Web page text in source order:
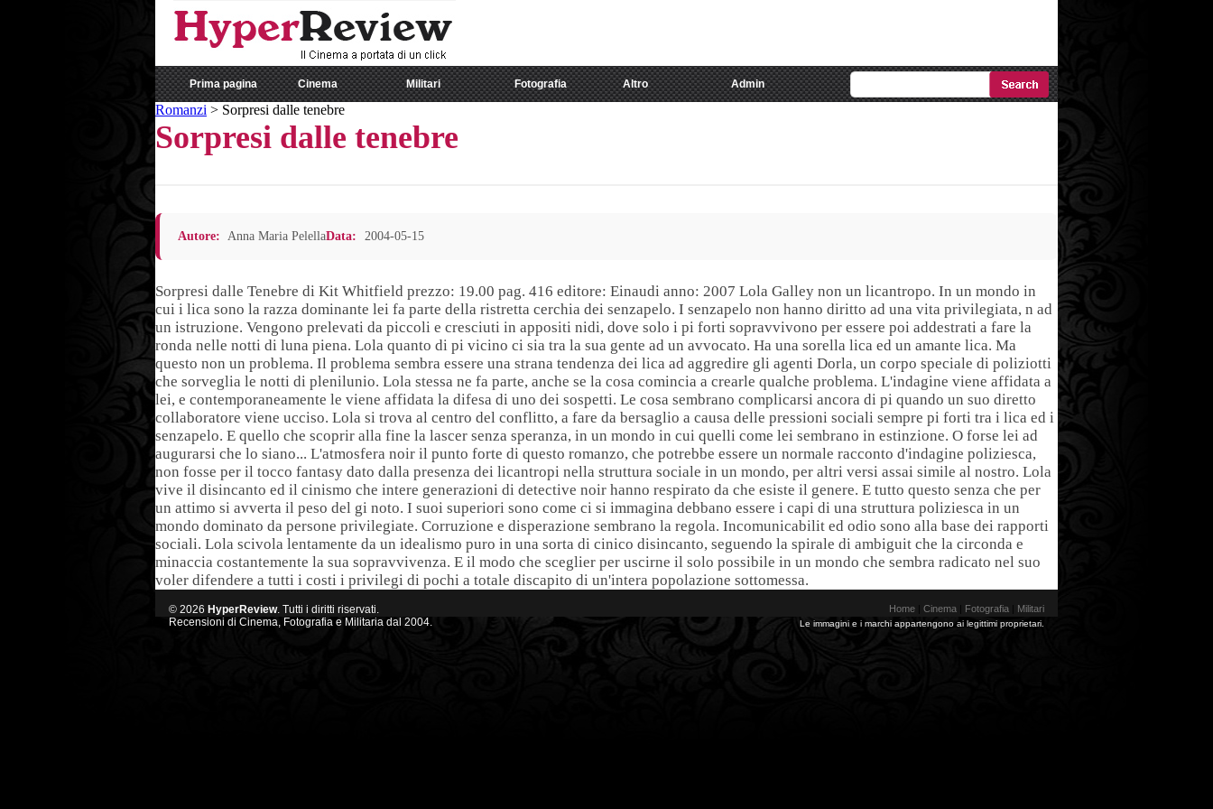
Prima pagina Cinema Militari Fotografia Altro Admin
Romanzi > Sorpresi dalle tenebre
Sorpresi dalle tenebre
Autore: Anna Maria PelellaData: 2004-05-15
Sorpresi dalle Tenebre di Kit Whitfield prezzo: 19.00 pag. 416 editore: Einaudi anno: 2007 Lola Galley non un licantropo. In un mondo in
cui i lica sono la razza dominante lei fa parte della ristretta cerchia dei senzapelo. I senzapelo non hanno diritto ad una vita privilegiata, n ad
un istruzione. Vengono prelevati da piccoli e cresciuti in appositi nidi, dove solo i pi forti sopravvivono per essere poi addestrati a fare la
ronda nelle notti di luna piena. Lola quanto di pi vicino ci sia tra la sua gente ad un avvocato. Ha una sorella lica ed un amante lica. Ma
questo non un problema. Il problema sembra essere una strana tendenza dei lica ad aggredire gli agenti Dorla, un corpo speciale di poliziotti
che sorveglia le notti di plenilunio. Lola stessa ne fa parte, anche se la cosa comincia a crearle qualche problema. L'indagine viene affidata a
lei, e contemporaneamente le viene affidata la difesa di uno dei sospetti. Le cosa sembrano complicarsi ancora di pi quando un suo diretto
collaboratore viene ucciso. Lola si trova al centro del conflitto, a fare da bersaglio a causa delle pressioni sociali sempre pi forti tra i lica ed i
senzapelo. E quello che scoprir alla fine la lascer senza speranza, in un mondo in cui quelli come lei sembrano in estinzione. O forse lei ad
augurarsi che lo siano... L'atmosfera noir il punto forte di questo romanzo, che potrebbe essere un normale racconto d'indagine poliziesca,
non fosse per il tocco fantasy dato dalla presenza dei licantropi nella struttura sociale in un mondo, per altri versi assai simile al nostro. Lola
vive il disincanto ed il cinismo che intere generazioni di detective noir hanno respirato da che esiste il genere. E tutto questo senza che per
un attimo si avverta il peso del gi noto. I suoi superiori sono come ci si immagina debbano essere i capi di una struttura poliziesca in un
mondo dominato da persone privilegiate. Corruzione e disperazione sembrano la regola. Incomunicabilit ed odio sono alla base dei rapporti
sociali. Lola scivola lentamente da un idealismo puro in una sorta di cinico disincanto, seguendo la spirale di ambiguit che la circonda e
minaccia costantemente la sua sopravvivenza. E il modo che sceglier per uscirne il solo possibile in un mondo che sembra radicato nel suo
voler difendere a tutti i costi i privilegi di pochi a totale discapito di un'intera popolazione sottomessa.
© 2026 HyperReview. Tutti i diritti riservati.
Recensioni di Cinema, Fotografia e Militaria dal 2004.
Home Cinema Fotografia Militari
Le immagini e i marchi appartengono ai legittimi proprietari.